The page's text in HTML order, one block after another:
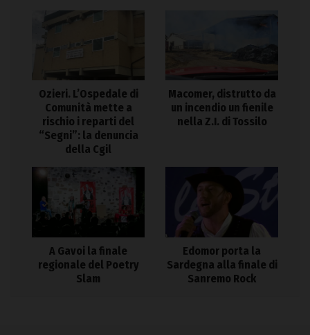
Ozieri. L’Ospedale di
Comunità mette a
rischio i reparti del
“Segni”: la denuncia
della Cgil
Macomer, distrutto da
un incendio un fienile
nella Z.I. di Tossilo
A Gavoi la finale
regionale del Poetry
Slam
Edomor porta la
Sardegna alla finale di
Sanremo Rock